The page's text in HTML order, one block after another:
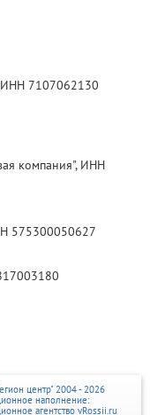
ИНН 7107062130
компания", ИНН
575300050627
центр" 2004 - 2026
наполнение:
агентство vRossii.ru